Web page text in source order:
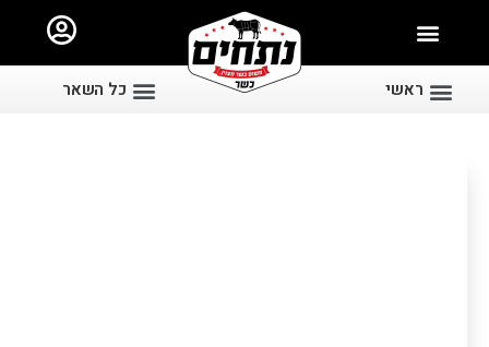
ראשי כל השאר